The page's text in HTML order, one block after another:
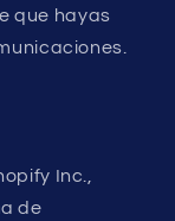
que hayas
Inc.,
de